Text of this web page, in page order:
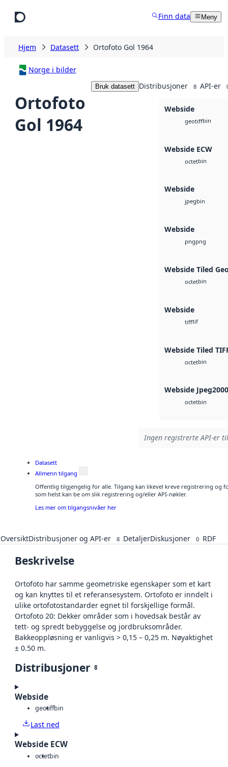
Finn data Meny
Hjem Datasett Ortofoto Gol 1964
Norge i bilder
Ortofoto
Gol 1964
Bruk datasett Distribusjoner 8 API-er
Webside
geotiffbin
Webside ECW
octetbin
Webside
jpegbin
Webside
pngpng
Webside Tiled
octetbin
Webside
tifftif
Webside Tiled
octetbin
Webside Jpeg2000
octetbin
Ingen registrerte API-er
Datasett
Allmenn tilgang
Offentlig tilgjengelig for alle. Tilgang kan likevel kreve registrering og
som helst kan be om slik registrering og/eller API-nøkler.
Les mer om tilgangsnivåer her
OversiktDistribusjoner og API-er 8 DetaljerDiskusjoner 0 RDF
Beskrivelse
Ortofoto har samme geometriske egenskaper som et kart
og kan knyttes til et referansesystem. Ortofoto er inndelt i
ulike ortofotostandarder egnet til forskjellige formål.
Ortofoto 20: Dekker områder som i hovedsak består av
tett- og spredt bebyggelse og jordbruksområder.
Bakkeoppløsning er vanligvis > 0,15 – 0,25 m. Nøyaktighet
± 0.50 m.
Distribusjoner 8
Webside
geotiffbin
Last ned
Webside ECW
octetbin